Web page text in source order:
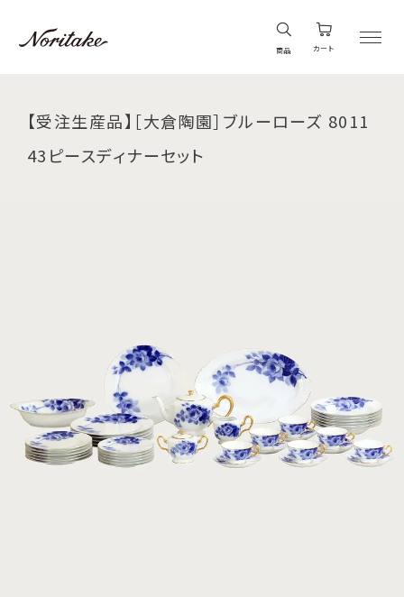
商品 カート
【受注生産品】［大倉陶園］ブルーローズ 8011
43ピースディナーセット